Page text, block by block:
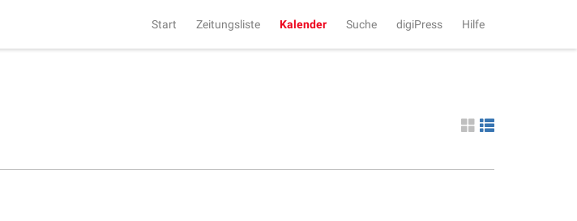
Start Zeitungsliste Kalender Suche digiPress Hilfe